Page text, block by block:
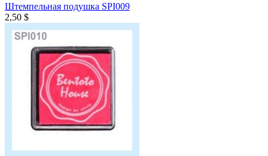
Штемпельная подушка SPI009
2,50 $